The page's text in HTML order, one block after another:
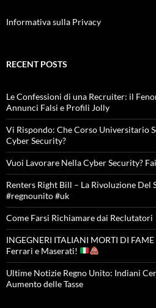
Informativa sulla Privacy
RECENT POSTS
Le Confessioni di una Recruiter: il
Annunci Falsi e Profili Jolly
Vi Rispondo: Che Corso Universitario
Cyber Security?
Vuoi Lavorare Nella Cyber Security?
Renters Right Bill – La Rivoluzione
#regnounito #uk
Come Farsi Richiamare dai Reclutatori
INGEGNERI ITALIANI MORTI DI FAME
Ferrari e Maserati!
Ultime Notizie Regno Unito: Indiani
Aumento delle Tasse